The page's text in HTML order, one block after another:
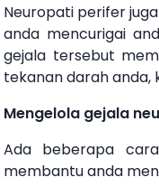
Neuropati perifer
anda mencurigai
gejala tersebut
tekanan darah anda,
Mengelola gejala
Ada beberapa
membantu anda